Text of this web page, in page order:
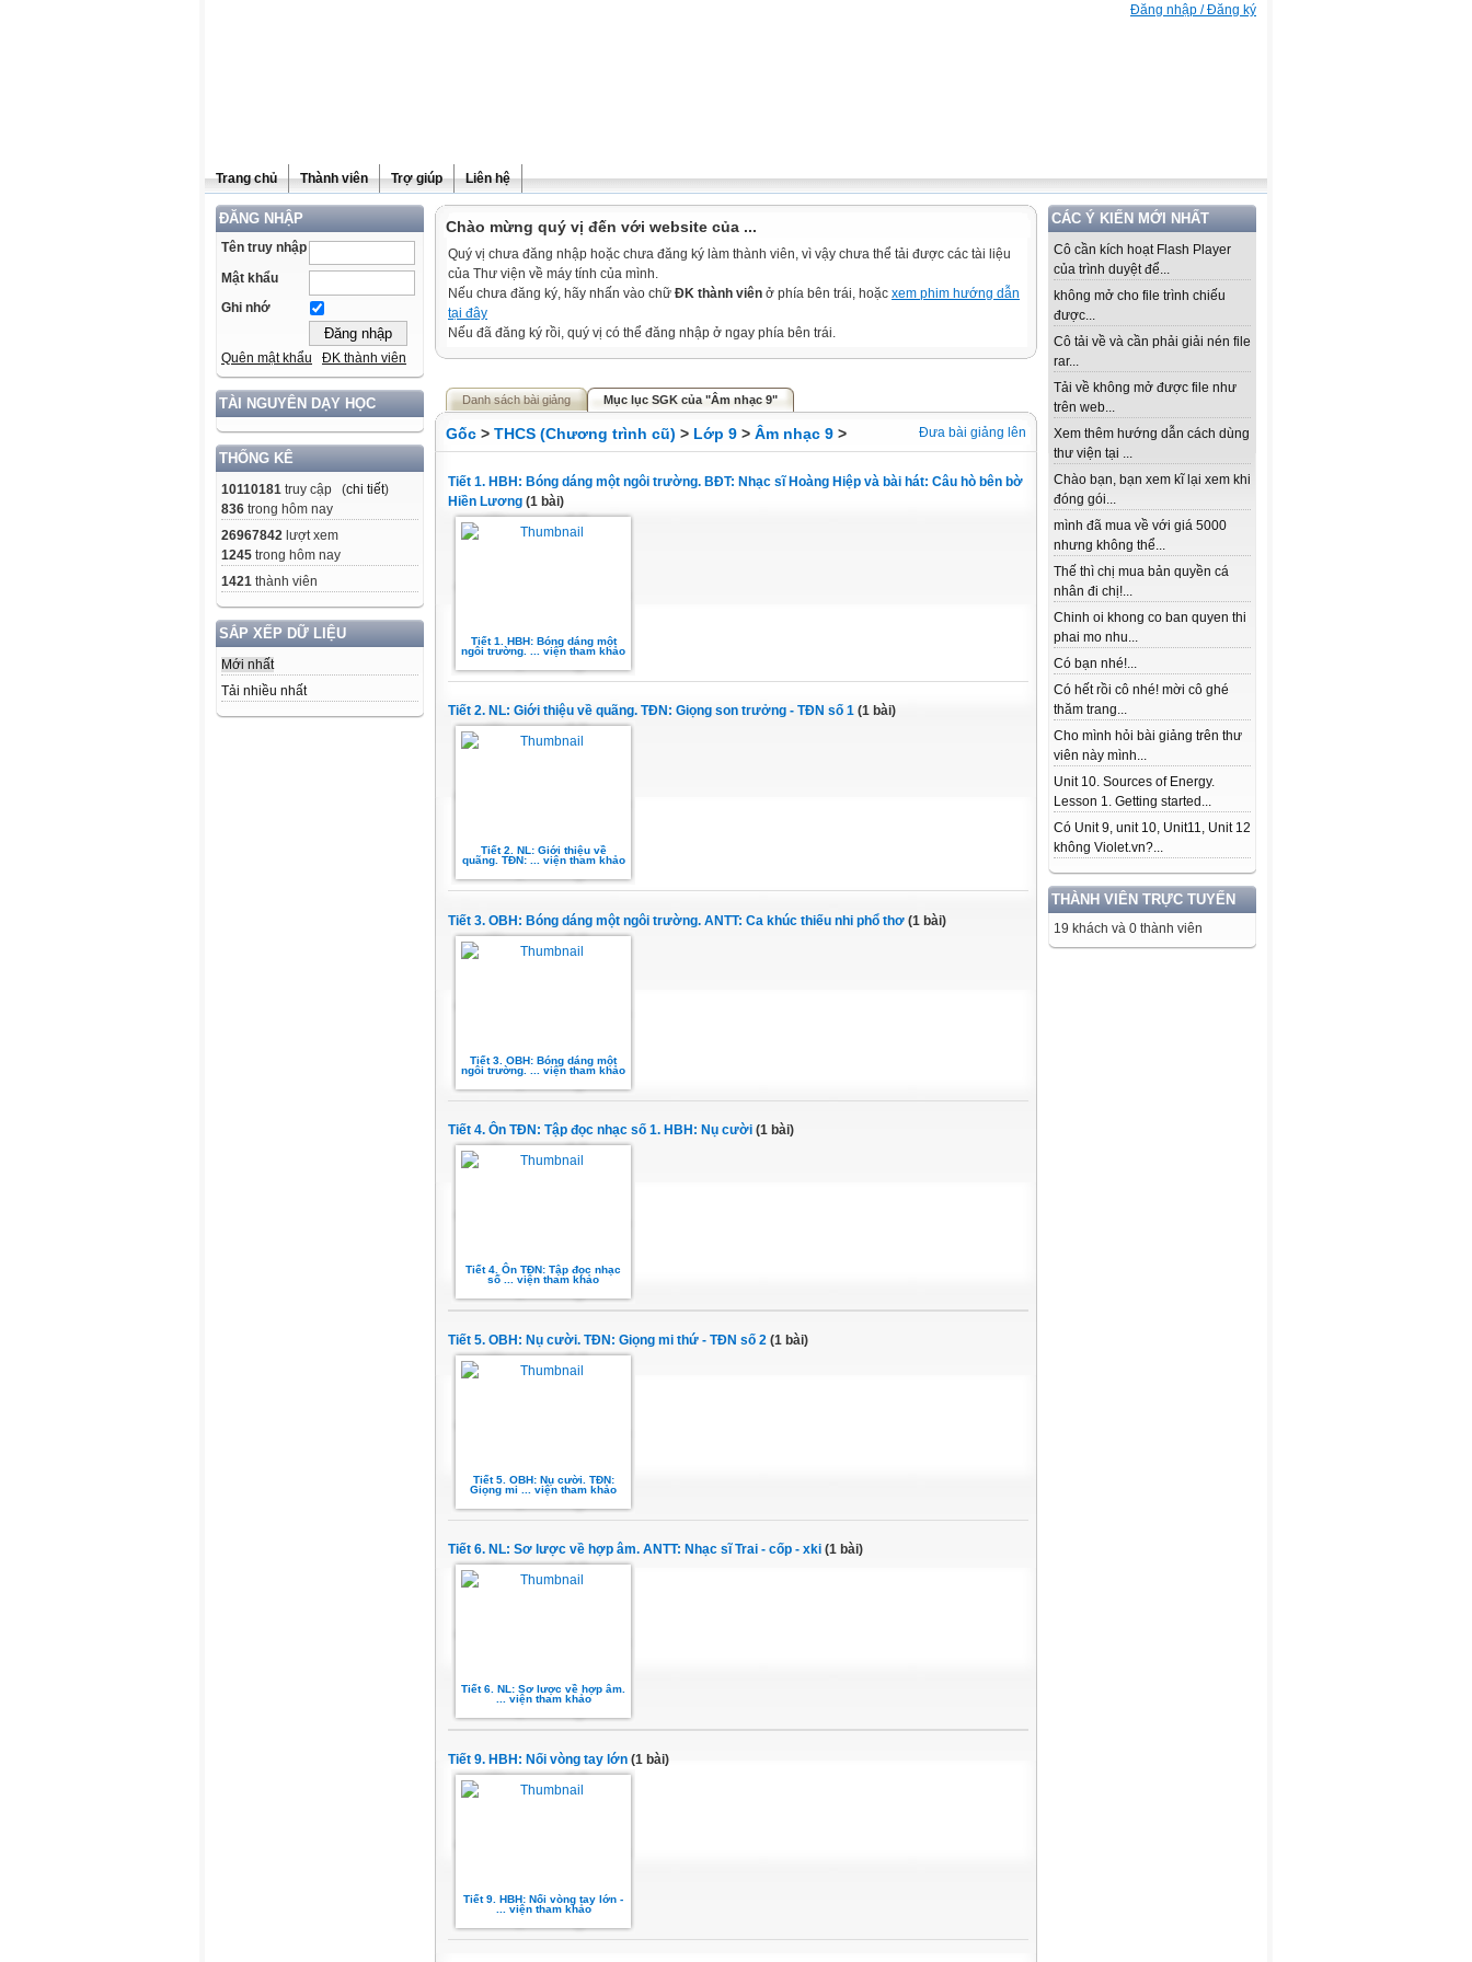
Đăng nhập / Đăng ký
Trang chủ Thành viên Trợ giúp Liên hệ
ĐĂNG NHẬP
Tên truy nhập
Mật khẩu
Ghi nhớ
Quên mật khẩu ĐK thành viên
TÀI NGUYÊN DẠY HỌC
THỐNG KÊ
10110181 truy cập (chi tiết)
836 trong hôm nay
26967842 lượt xem
1245 trong hôm nay
1421 thành viên
SẮP XẾP DỮ LIỆU
Mới nhất
Tải nhiều nhất
CÁC Ý KIẾN MỚI NHẤT
Cô cần kích hoạt Flash Player
của trình duyệt để...
không mở cho file trình chiếu
được...
Cô tải về và cần phải giải nén file
rar...
Tải về không mở được file như
trên web...
Xem thêm hướng dẫn cách dùng
thư viện tại ...
Chào bạn, bạn xem kĩ lại xem khi
đóng gói...
mình đã mua về với giá 5000
nhưng không thể...
Thế thì chị mua bản quyền cá
nhân đi chị!...
Chinh oi khong co ban quyen thi
phai mo nhu...
Có bạn nhé!...
Có hết rồi cô nhé! mời cô ghé
thăm trang...
Cho mình hỏi bài giảng trên thư
viên này mình...
Unit 10. Sources of Energy.
Lesson 1. Getting started...
Có Unit 9, unit 10, Unit11, Unit 12
không Violet.vn?...
THÀNH VIÊN TRỰC TUYẾN
19 khách và 0 thành viên
Chào mừng quý vị đến với website của ...
Quý vị chưa đăng nhập hoặc chưa đăng ký làm thành viên, vì vậy chưa thể tải được các tài liệu
của Thư viện về máy tính của mình.
Nếu chưa đăng ký, hãy nhấn vào chữ ĐK thành viên ở phía bên trái, hoặc xem phim hướng dẫn
tại đây
Nếu đã đăng ký rồi, quý vị có thể đăng nhập ở ngay phía bên trái.
Danh sách bài giảng Mục lục SGK của "Âm nhạc 9"
Đưa bài giảng lên
Gốc > THCS (Chương trình cũ) > Lớp 9 > Âm nhạc 9 >
Tiết 1. HBH: Bóng dáng một ngôi trường. BĐT: Nhạc sĩ Hoàng Hiệp và bài hát: Câu hò bên bờ
Hiền Lương (1 bài)
Tiết 1. HBH: Bóng dáng một
ngôi trường. ... viện tham khảo
Tiết 2. NL: Giới thiệu về quãng. TĐN: Giọng son trưởng - TĐN số 1 (1 bài)
Tiết 2. NL: Giới thiệu về
quãng. TĐN: ... viện tham khảo
Tiết 3. OBH: Bóng dáng một ngôi trường. ANTT: Ca khúc thiếu nhi phổ thơ (1 bài)
Tiết 3. OBH: Bóng dáng một
ngôi trường. ... viện tham khảo
Tiết 4. Ôn TĐN: Tập đọc nhạc số 1. HBH: Nụ cười (1 bài)
Tiết 4. Ôn TĐN: Tập đọc nhạc
số ... viện tham khảo
Tiết 5. OBH: Nụ cười. TĐN: Giọng mi thứ - TĐN số 2 (1 bài)
Tiết 5. OBH: Nụ cười. TĐN:
Giọng mi ... viện tham khảo
Tiết 6. NL: Sơ lược về hợp âm. ANTT: Nhạc sĩ Trai - cốp - xki (1 bài)
Tiết 6. NL: Sơ lược về hợp âm.
... viện tham khảo
Tiết 9. HBH: Nối vòng tay lớn (1 bài)
Tiết 9. HBH: Nối vòng tay lớn -
... viện tham khảo